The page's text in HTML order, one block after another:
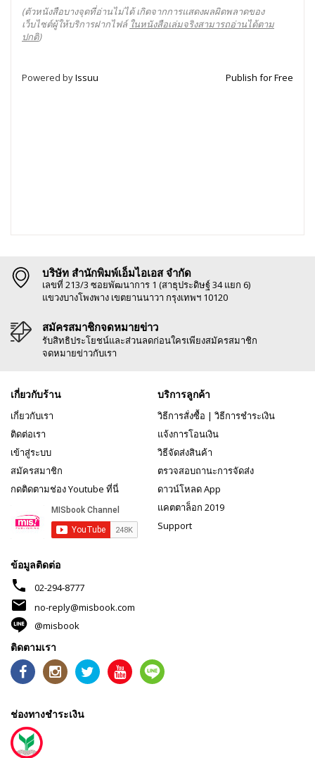
(ตัวหนังสือบางจุดที่อ่านไม่ได้ เกิดจากการแสดงผลผิดพลาดของ
เว็บไซต์ผู้ให้บริการฝากไฟล์ ในหนังสือเล่มจริงสามารถอ่านได้ตาม
ปกติ)
Powered byIssuu Publish for Free
บริษัท สำนักพิมพ์เอ็มไอเอส จำกัด
เลขที่ 213/3 ซอยพัฒนาการ 1 (สาธุประดิษฐ์ 34 แยก 6)
แขวงบางโพงพาง เขตยานนาวา กรุงเทพฯ 10120
สมัครสมาชิกจดหมายข่าว
รับสิทธิประโยชน์และส่วนลดก่อนใครเพียงสมัครสมาชิก
จดหมายข่าวกับเรา
เกี่ยวกับร้าน
เกี่ยวกับเรา
ติดต่อเรา
เข้าสู่ระบบ
สมัครสมาชิก
กดติดตามช่อง Youtube ที่นี่
บริการลูกค้า
วิธีการสั่งซื้อ | วิธีการชำระเงิน
แจ้งการโอนเงิน
วิธีจัดส่งสินค้า
ตรวจสอบถานะการจัดส่ง
ดาวน์โหลด App
แคตตาล็อก 2019
Support
ข้อมูลติดต่อ
phone 02-294-8777
mail
no-reply@misbook.com
@misbook
ติดตามเรา
ช่องทางชำระเงิน